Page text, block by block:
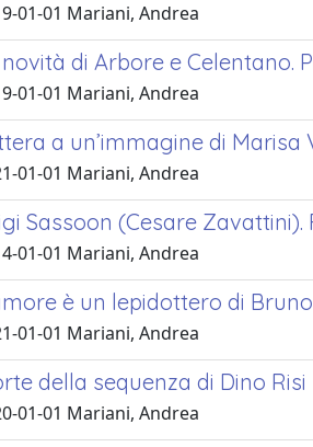
01-01 Mariani, Andrea
di Arbore e Celentano.
01-01 Mariani, Andrea
a un’immagine di Marisa
01-01 Mariani, Andrea
Sassoon (Cesare
01-01 Mariani, Andrea
è un lepidottero di
01-01 Mariani, Andrea
della sequenza di Dino Risi
01-01 Mariani, Andrea